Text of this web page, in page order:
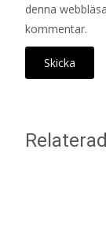
denna
kommentar.